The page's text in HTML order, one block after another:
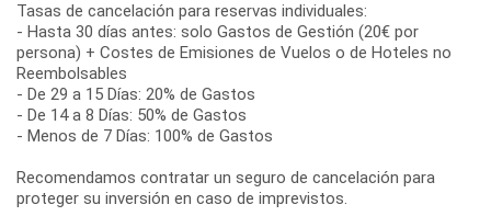
Tasas de cancelación para reservas individuales:
- Hasta 30 días antes: solo Gastos de Gestión (20€ por
persona) + Costes de Emisiones de Vuelos o de Hoteles no
Reembolsables
- De 29 a 15 Días: 20% de Gastos
- De 14 a 8 Días: 50% de Gastos
- Menos de 7 Días: 100% de Gastos
Recomendamos contratar un seguro de cancelación para
proteger su inversión en caso de imprevistos.